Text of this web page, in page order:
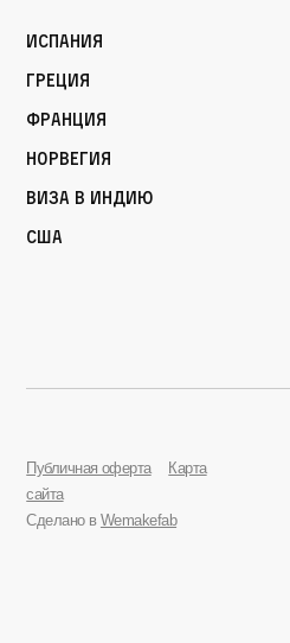
Испания
Греция
Франция
Норвегия
Виза в Индию
США
Публичная оферта
Карта
сайта
Сделано в Wemakefab